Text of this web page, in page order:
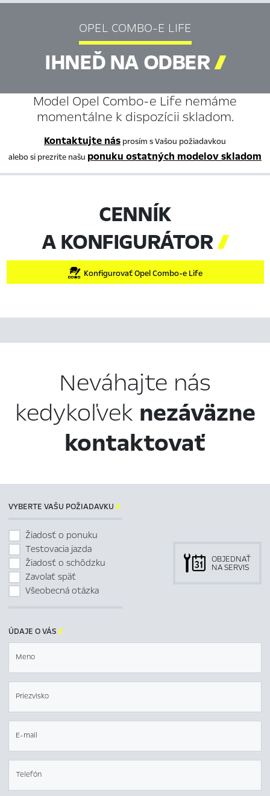
OPEL COMBO-E LIFE
IHNEĎ NA ODBER
Model Opel Combo-e Life nemáme
momentálne k dispozícii skladom.
Kontaktujte nás prosím s Vašou požiadavkou
alebo si prezrite našu ponuku ostatných modelov skladom
CENNÍK
A KONFIGURÁTOR
Konfigurovať Opel Combo-e Life
Neváhajte nás
kedykoľvek nezáväzne
kontaktovať
VYBERTE VAŠU POŽIADAVKU 
Žiadosť o ponuku
Testovacia jazda
Žiadosť o schôdzku
Zavolať späť
Všeobecná otázka
OBJEDNAŤ
NA SERVIS
ÚDAJE O VÁS 
Meno
Priezvisko
E-mail
Telefón